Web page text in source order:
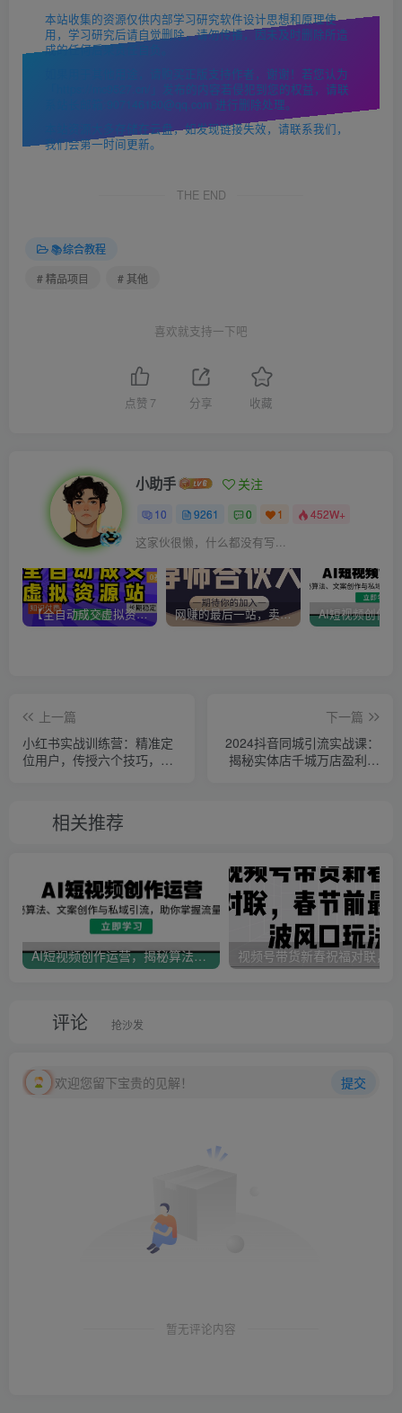
本站收集的资源仅供内部学习研究软件设计思想和原理使
用，学习研究后请自觉删除，请勿传播，因未及时删除所造
成的任何后果责任自负。
如果用于其他用途，请购买正版支持作者，谢谢！若您认为
「https://mc9527.cn/」发布的内容若侵犯到您的权益，请联
系站长邮箱:907146180@qq.com 进行删除处理。
本站资源大多存储在云盘，如发现链接失效，请联系我们，
我们会第一时间更新。
THE END
📚综合教程
# 精品项目
# 其他
喜欢就支持一下吧
点赞 7 分享 收藏
小助手 关注
10 9261 0 1 452W+
这家伙很懒，什么都没有写...
【全自动成交虚拟资源站】站长唯一陪跑项目！月入10W+~长期稳定~ 网赚的最后一站，卖项目！做网赚顶级猎食者~
上一篇
小红书实战训练营：精准定
位用户，传授六个技巧，助
下一篇
2024抖音同城引流实战课：
揭秘实体店千城万店盈利模
相关推荐
AI短视频创作运营，揭秘算法、文案创作与私域引流，助你掌握流量密码
评论 抢沙发
欢迎您留下宝贵的见解！ 提交
暂无评论内容